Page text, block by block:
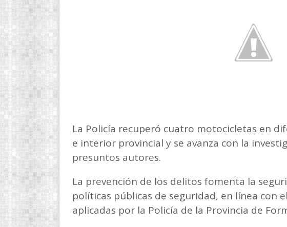
La Policía recuperó cuatro motocicletas en
e interior provincial y se avanza con la
presuntos autores.
La prevención de los delitos fomenta la
políticas públicas de seguridad, en línea con
aplicadas por la Policía de la Provincia de